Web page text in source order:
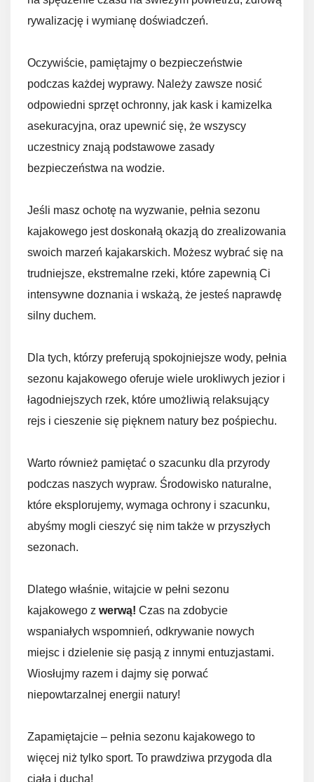
rywalizację i wymianę doświadczeń.
Oczywiście, pamiętajmy o bezpieczeństwie
podczas każdej wyprawy. Należy zawsze nosić
odpowiedni sprzęt ochronny, jak kask i kamizelka
asekuracyjna, oraz upewnić się, że wszyscy
uczestnicy znają podstawowe zasady
bezpieczeństwa na wodzie.
Jeśli masz ochotę na wyzwanie, pełnia sezonu
kajakowego jest doskonałą okazją do zrealizowania
swoich marzeń kajakarskich. Możesz wybrać się na
trudniejsze, ekstremalne rzeki, które zapewnią Ci
intensywne doznania i wskażą, że jesteś naprawdę
silny duchem.
Dla tych, którzy preferują spokojniejsze wody, pełnia
sezonu kajakowego oferuje wiele urokliwych jezior i
łagodniejszych rzek, które umożliwią relaksujący
rejs i cieszenie się pięknem natury bez pośpiechu.
Warto również pamiętać o szacunku dla przyrody
podczas naszych wypraw. Środowisko naturalne,
które eksplorujemy, wymaga ochrony i szacunku,
abyśmy mogli cieszyć się nim także w przyszłych
sezonach.
Dlatego właśnie, witajcie w pełni sezonu
kajakowego z werwą! Czas na zdobycie
wspaniałych wspomnień, odkrywanie nowych
miejsc i dzielenie się pasją z innymi entuzjastami.
Wiosłujmy razem i dajmy się porwać
niepowtarzalnej energii natury!
Zapamiętajcie – pełnia sezonu kajakowego to
więcej niż tylko sport. To prawdziwa przygoda dla
ciała i ducha!